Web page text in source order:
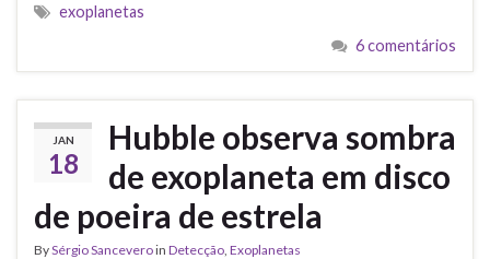
exoplanetas
6 comentários
JAN
18
Hubble observa sombra
de exoplaneta em disco
de poeira de estrela
BySérgio Sanceveroin Detecção Exoplanetas